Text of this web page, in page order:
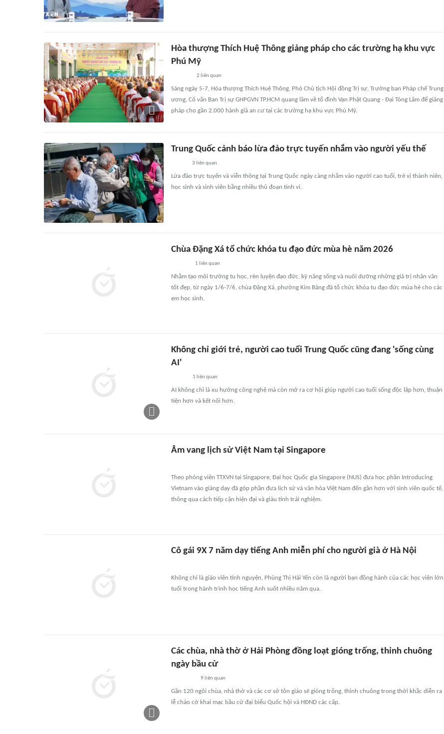
Hòa thượng Thích Huệ Thông giảng pháp cho các trường hạ khu vực
Phú Mỹ
2 liên quan
Sáng ngày 5-7, Hòa thượng Thích Huệ Thông, Phó Chủ tịch Hội đồng Trị sự, Trưởng ban Pháp chế Trung
ương, Cố vấn Ban Trị sự GHPGVN TP.HCM quang lâm về tổ đình Vạn Phật Quang - Đại Tòng Lâm để giảng
pháp cho gần 2.000 hành giả an cư tại các trường hạ khu vực Phú Mỹ.
Trung Quốc cảnh báo lừa đảo trực tuyến nhắm vào người yếu thế
3 liên quan
Lừa đảo trực tuyến và viễn thông tại Trung Quốc ngày càng nhắm vào người cao tuổi, trẻ vị thành niên,
học sinh và sinh viên bằng nhiều thủ đoạn tinh vi.
Chùa Đặng Xá tổ chức khóa tu đạo đức mùa hè năm 2026
1 liên quan
Nhằm tạo môi trường tu học, rèn luyện đạo đức, kỹ năng sống và nuôi dưỡng những giá trị nhân văn
tốt đẹp, từ ngày 1/6-7/6, chùa Đặng Xá, phường Kim Bảng đã tổ chức khóa tu đạo đức mùa hè cho các
em học sinh.
Không chỉ giới trẻ, người cao tuổi Trung Quốc cũng đang 'sống cùng
AI'
1 liên quan
AI không chỉ là xu hướng công nghệ mà còn mở ra cơ hội giúp người cao tuổi sống độc lập hơn, thuận
tiện hơn và kết nối hơn.
Âm vang lịch sử Việt Nam tại Singapore
Theo phóng viên TTXVN tại Singapore, Đại học Quốc gia Singapore (NUS) đưa học phần Introducing
Vietnam vào giảng dạy đã góp phần đưa lịch sử và văn hóa Việt Nam đến gần hơn với sinh viên quốc tế,
thông qua cách tiếp cận hiện đại và giàu tính trải nghiệm.
Cô gái 9X 7 năm dạy tiếng Anh miễn phí cho người già ở Hà Nội
Không chỉ là giáo viên tình nguyện, Phùng Thị Hải Yến còn là người bạn đồng hành của các học viên lớn
tuổi trong hành trình học tiếng Anh suốt nhiều năm qua.
Các chùa, nhà thờ ở Hải Phòng đồng loạt gióng trống, thỉnh chuông
ngày bầu cử
9 liên quan
Gần 120 ngôi chùa, nhà thờ và các cơ sở tôn giáo sẽ gióng trống, thỉnh chuông trong thời khắc diễn ra
lễ chào cờ khai mạc bầu cử đại biểu Quốc hội và HĐND các cấp.